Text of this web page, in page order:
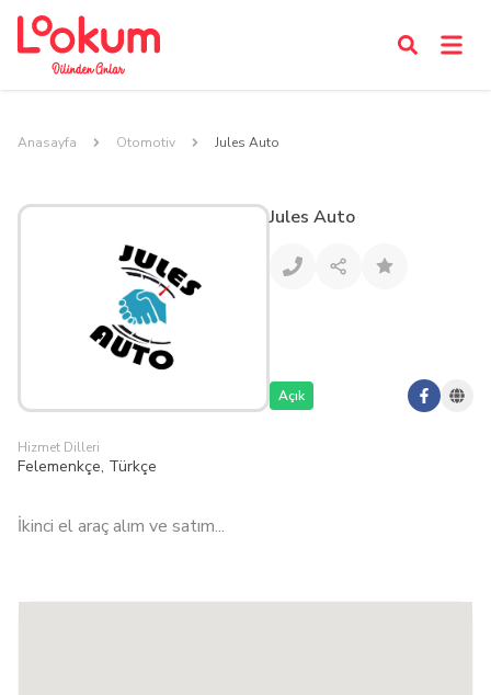
Anasayfa Otomotiv Jules Auto
Jules Auto
Açık
Hizmet Dilleri
Felemenkçe, Türkçe
İkinci el araç alım ve satım...